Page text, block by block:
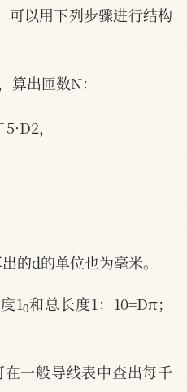
可以用下列步骤进行结构
算出匝数N：
5·D2，
的d的单位也为毫米。
1 和总长度1：10=Dπ；
一般导线表中查出每千